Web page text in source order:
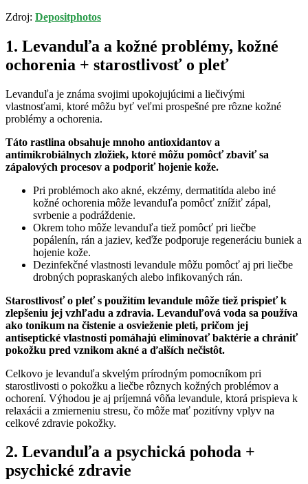
Zdroj: Depositphotos
1. Levanduľa a kožné problémy, kožné
ochorenia + starostlivosť o pleť
Levanduľa je známa svojimi upokojujúcimi a liečivými
vlastnosťami, ktoré môžu byť veľmi prospešné pre rôzne kožné
problémy a ochorenia.
Táto rastlina obsahuje mnoho antioxidantov a
antimikrobiálnych zložiek, ktoré môžu pomôcť zbaviť sa
zápalových procesov a podporiť hojenie kože.
Pri problémoch ako akné, ekzémy, dermatitída alebo iné
kožné ochorenia môže levanduľa pomôcť znížiť zápal,
svrbenie a podráždenie.
Okrem toho môže levanduľa tiež pomôcť pri liečbe
popálenín, rán a jaziev, keďže podporuje regeneráciu buniek a
hojenie kože.
Dezinfekčné vlastnosti levandule môžu pomôcť aj pri liečbe
drobných popraskaných alebo infikovaných rán.
Starostlivosť o pleť s použitím levandule môže tiež prispieť k
zlepšeniu jej vzhľadu a zdravia. Levanduľová voda sa používa
ako tonikum na čistenie a osvieženie pleti, pričom jej
antiseptické vlastnosti pomáhajú eliminovať baktérie a chrániť
pokožku pred vznikom akné a ďalších nečistôt.
Celkovo je levanduľa skvelým prírodným pomocníkom pri
starostlivosti o pokožku a liečbe rôznych kožných problémov a
ochorení. Výhodou je aj príjemná vôňa levandule, ktorá prispieva k
relaxácii a zmierneniu stresu, čo môže mať pozitívny vplyv na
celkové zdravie pokožky.
2. Levanduľa a psychická pohoda +
psychické zdravie